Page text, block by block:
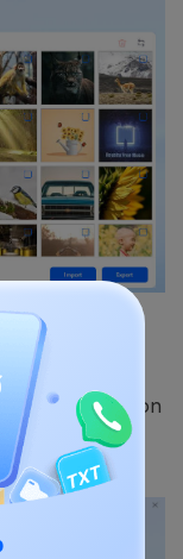
PC
votre iPhone
sur la connexion
pas été